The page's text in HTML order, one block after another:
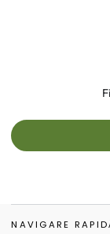
NAVIGARE